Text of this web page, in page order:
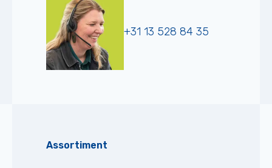
+31 13 528 84 35
Assortiment